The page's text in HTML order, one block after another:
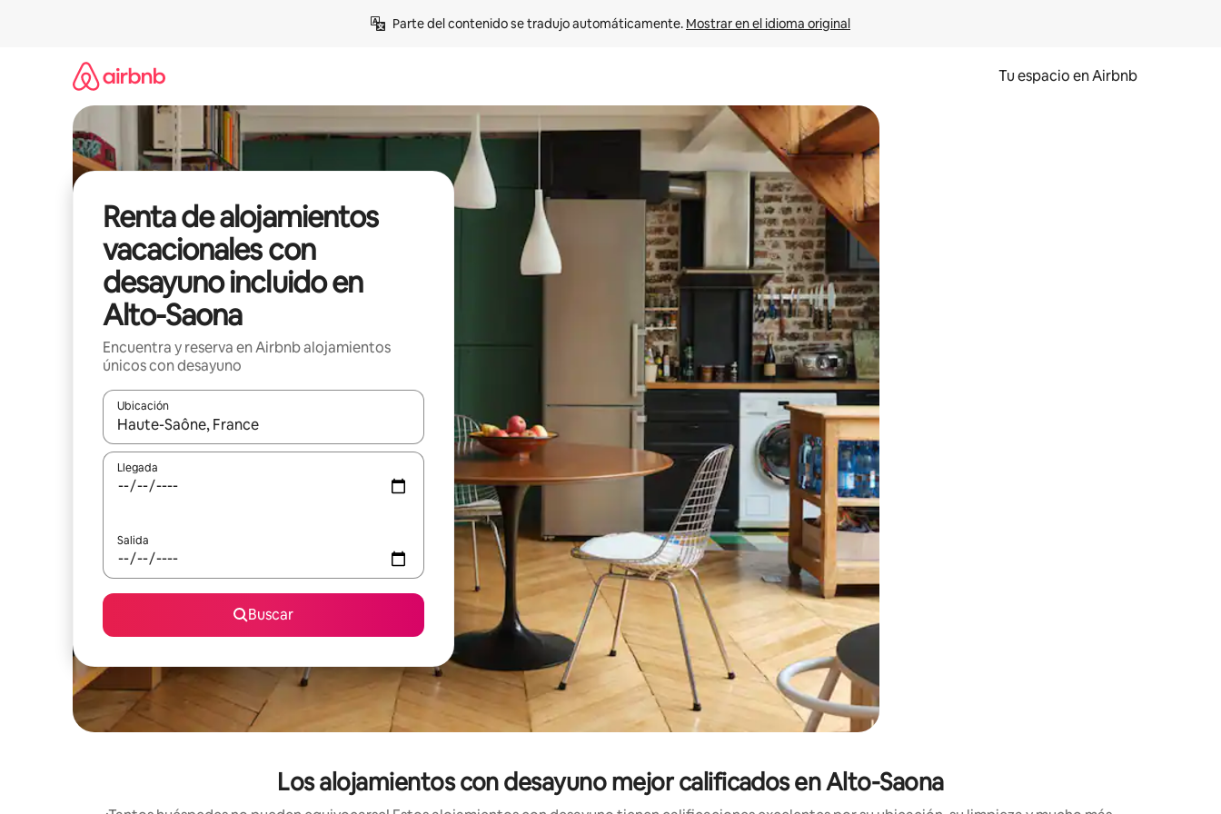
Parte del contenido se tradujo automáticamente. Mostrar en el idioma original
Tu espacio en Airbnb
Renta de alojamientos
vacacionales con
desayuno incluido en
Alto-Saona
Encuentra y reserva en Airbnb alojamientos
únicos con desayuno
Ubicación
Cuando los resultados estén disponibles, podrás navegar usando las teclas de las flechas hacia arriba y hacia abajo, o bien tocando y deslizando la pantalla.
Llegada
Salida
Buscar
Los alojamientos con desayuno mejor calificados en Alto-Saona